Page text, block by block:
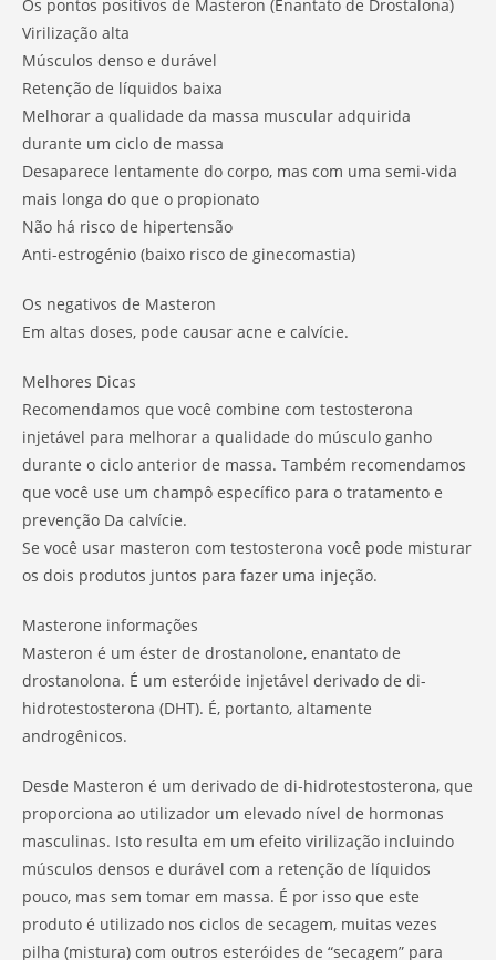
Os pontos positivos de Masteron (Enantato de Drostalona)
Virilização alta
Músculos denso e durável
Retenção de líquidos baixa
Melhorar a qualidade da massa muscular adquirida
durante um ciclo de massa
Desaparece lentamente do corpo, mas com uma semi-vida
mais longa do que o propionato
Não há risco de hipertensão
Anti-estrogénio (baixo risco de ginecomastia)
Os negativos de Masteron
Em altas doses, pode causar acne e calvície.
Melhores Dicas
Recomendamos que você combine com testosterona
injetável para melhorar a qualidade do músculo ganho
durante o ciclo anterior de massa. Também recomendamos
que você use um champô específico para o tratamento e
prevenção Da calvície.
Se você usar masteron com testosterona você pode misturar
os dois produtos juntos para fazer uma injeção.
Masterone informações
Masteron é um éster de drostanolone, enantato de
drostanolona. É um esteróide injetável derivado de di-
hidrotestosterona (DHT). É, portanto, altamente
androgênicos.
Desde Masteron é um derivado de di-hidrotestosterona, que
proporciona ao utilizador um elevado nível de hormonas
masculinas. Isto resulta em um efeito virilização incluindo
músculos densos e durável com a retenção de líquidos
pouco, mas sem tomar em massa. É por isso que este
produto é utilizado nos ciclos de secagem, muitas vezes
pilha (mistura) com outros esteróides de “secagem” para